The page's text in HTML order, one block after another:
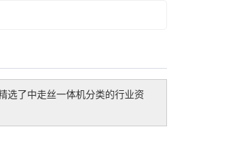
选了 中走丝一体机分类的行业资